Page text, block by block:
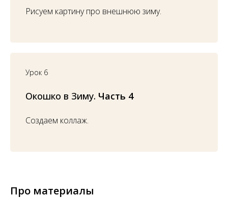
Рисуем картину про внешнюю зиму.
Урок 6
Окошко в Зиму. Часть 4
Создаем коллаж.
Про материалы